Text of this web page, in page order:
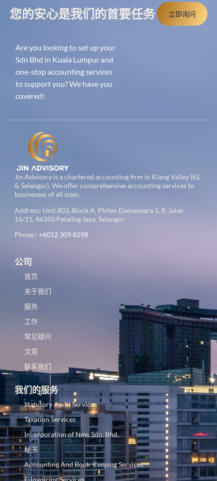
您的安心是我们的首要任务 立即询问
Are you looking to set up your
Sdn Bhd in Kuala Lumpur and
one-stop accounting services
to support you? We have you
covered!
Jin Advisory is a chartered accounting firm in Klang Valley (KL
& Selangor). We offer comprehensive accounting services to
businesses of all sizes.
Address: Unit 803, Block A, Phileo Damansara 1, 9, Jalan
16/11, 46350 Petaling Jaya, Selangor
Phone : +6012 309 8298
公司
首页
关于我们
服务
工作
常见疑问
文章
联系我们
我们的服务
Statutory Audit Services
Taxation Services
Incorporation of New Sdn. Bhd.
秘书
Accounting And Book-Keeping Services